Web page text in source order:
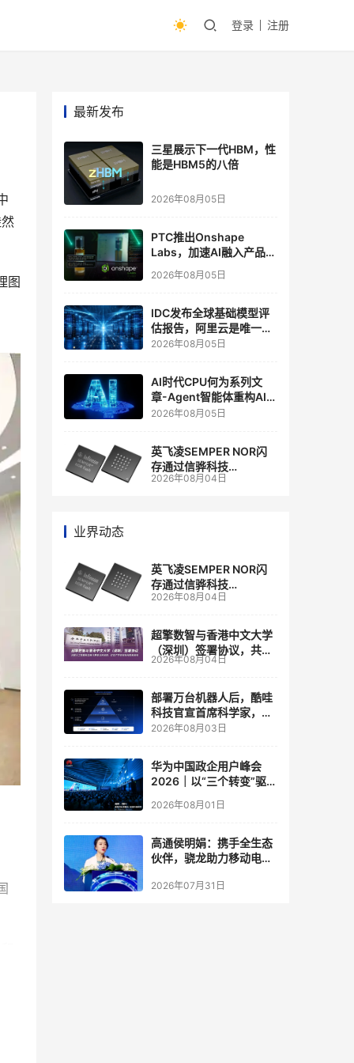
登录 注册
图
最新发布
三星展示下一代HBM，性
能是HBM5的八倍
2026年08月05日
PTC推出Onshape
Labs，加速AI融入产品开
发流程
2026年08月05日
IDC发布全球基础模型评
估报告，阿里云是唯一入
选“领导者”象限的中国厂
2026年08月05日
AI时代CPU何为系列文
章-Agent智能体重构AI
Infra基础设施
2026年08月05日
英飞凌SEMPER NOR闪
存通过信骅科技
AST2700 BMC认证，全
2026年08月04日
业界动态
英飞凌SEMPER NOR闪
存通过信骅科技
AST2700 BMC认证，全
管理
2026年08月04日
超擎数智与香港中文大学
（深圳）签署协议，共建
人工智能和边缘计算联合
2026年08月04日
部署万台机器人后，酷哇
科技官宣首席科学家，要
让世界模型交付生产力
2026年08月03日
华为中国政企用户峰会
2026｜以“三个转变”驱动
2026年08月01日
高通侯明娟：携手全生态
伙伴，骁龙助力移动电竞
2026年07月31日